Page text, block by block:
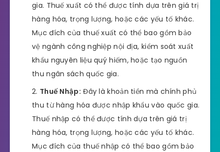
gia. Thuế xuất có thể được tính dựa trên giá trị
hàng hóa, trọng lượng, hoặc các yếu tố khác.
Mục đích của thuế xuất có thể bao gồm bảo
vệ ngành công nghiệp nội địa, kiểm soát xuất
khẩu nguyên liệu quý hiếm, hoặc tạo nguồn
thu ngân sách quốc gia.
Thuế Nhập: Đây là khoản tiền mà chính phủ
thu từ hàng hóa được nhập khẩu vào quốc gia.
Thuế nhập có thể được tính dựa trên giá trị
hàng hóa, trọng lượng, hoặc các yếu tố khác.
Mục đích của thuế nhập có thể bao gồm bảo